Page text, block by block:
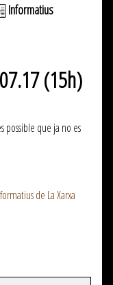
Informatius
(15h)
possible que ja no es
de La Xarxa